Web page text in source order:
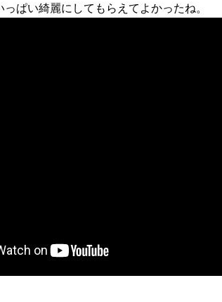
ぱい綺麗にしてもらえてよかったね。